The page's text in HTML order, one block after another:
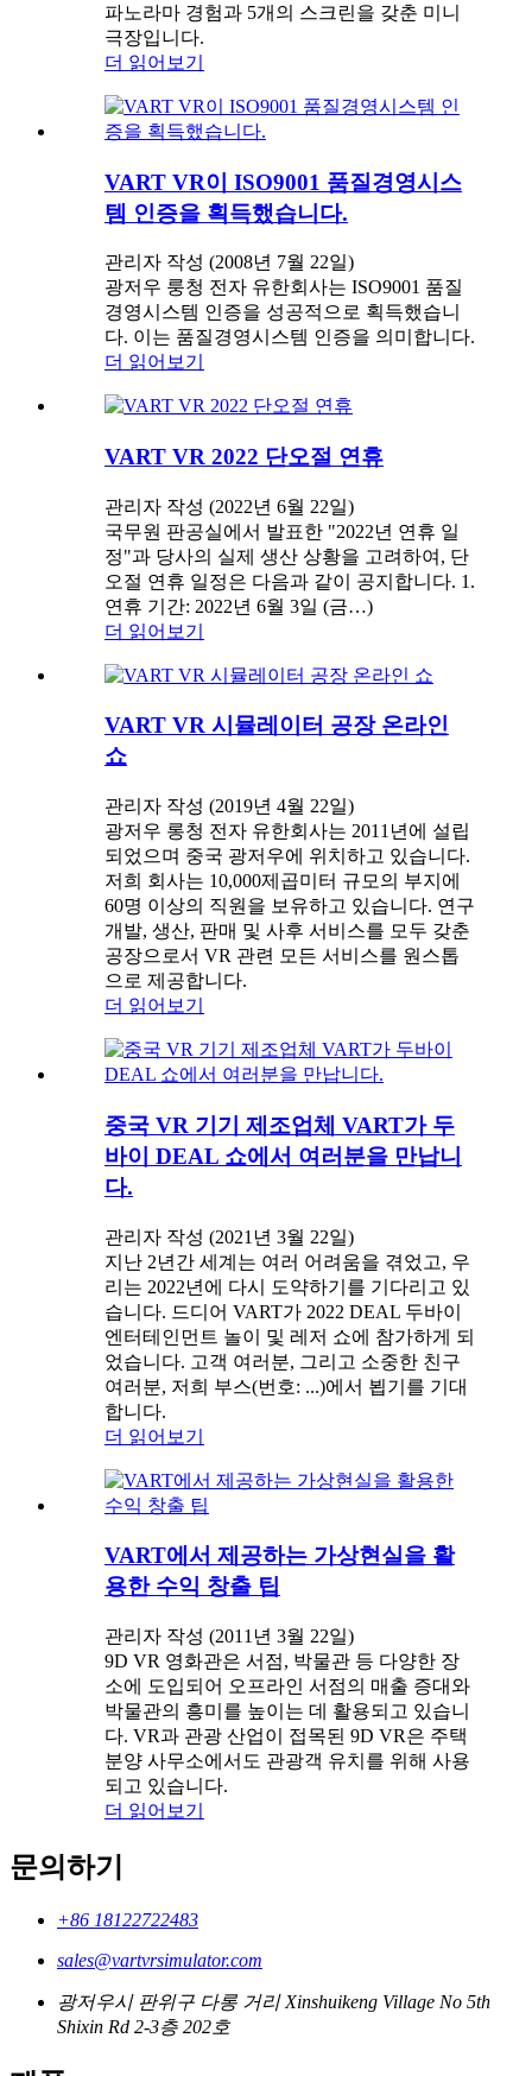
파노라마 경험과 5개의 스크린을 갖춘 미니
극장입니다.
더 읽어보기
VART VR이 ISO9001 품질경영시스
템 인증을 획득했습니다.
관리자 작성 (2008년 7월 22일)
광저우 룽청 전자 유한회사는 ISO9001 품질
경영시스템 인증을 성공적으로 획득했습니
다. 이는 품질경영시스템 인증을 의미합니다.
더 읽어보기
VART VR 2022 단오절 연휴
관리자 작성 (2022년 6월 22일)
국무원 판공실에서 발표한 "2022년 연휴 일
정"과 당사의 실제 생산 상황을 고려하여, 단
오절 연휴 일정은 다음과 같이 공지합니다. 1.
연휴 기간: 2022년 6월 3일 (금…)
더 읽어보기
VART VR 시뮬레이터 공장 온라인
쇼
관리자 작성 (2019년 4월 22일)
광저우 롱청 전자 유한회사는 2011년에 설립
되었으며 중국 광저우에 위치하고 있습니다.
저희 회사는 10,000제곱미터 규모의 부지에
60명 이상의 직원을 보유하고 있습니다. 연구
개발, 생산, 판매 및 사후 서비스를 모두 갖춘
공장으로서 VR 관련 모든 서비스를 원스톱
으로 제공합니다.
더 읽어보기
중국 VR 기기 제조업체 VART가 두
바이 DEAL 쇼에서 여러분을 만납니
다.
관리자 작성 (2021년 3월 22일)
지난 2년간 세계는 여러 어려움을 겪었고, 우
리는 2022년에 다시 도약하기를 기다리고 있
습니다. 드디어 VART가 2022 DEAL 두바이
엔터테인먼트 놀이 및 레저 쇼에 참가하게 되
었습니다. 고객 여러분, 그리고 소중한 친구
여러분, 저희 부스(번호: ...)에서 뵙기를 기대
합니다.
더 읽어보기
VART에서 제공하는 가상현실을 활
용한 수익 창출 팁
관리자 작성 (2011년 3월 22일)
9D VR 영화관은 서점, 박물관 등 다양한 장
소에 도입되어 오프라인 서점의 매출 증대와
박물관의 흥미를 높이는 데 활용되고 있습니
다. VR과 관광 산업이 접목된 9D VR은 주택
분양 사무소에서도 관광객 유치를 위해 사용
되고 있습니다.
더 읽어보기
문의하기
+86 18122722483
sales@vartvrsimulator.com
광저우시 판위구 다롱 거리 Xinshuikeng Village No 5th
Shixin Rd 2-3층 202호